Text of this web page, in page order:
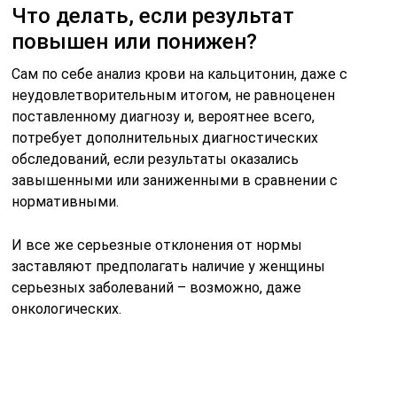
Что делать, если результат
повышен или понижен?
Сам по себе анализ крови на кальцитонин, даже с
неудовлетворительным итогом, не равноценен
поставленному диагнозу и, вероятнее всего,
потребует дополнительных диагностических
обследований, если результаты оказались
завышенными или заниженными в сравнении с
нормативными.
И все же серьезные отклонения от нормы
заставляют предполагать наличие у женщины
серьезных заболеваний – возможно, даже
онкологических.